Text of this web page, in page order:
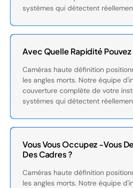
systèmes qui détectent
Avec Quelle Rapidité
Caméras haute définition
les angles morts. Notre équipe
couverture complète de votre
systèmes qui détectent
Vous Vous Occupez -vous
Des Cadres ?
Caméras haute définition
les angles morts. Notre équipe